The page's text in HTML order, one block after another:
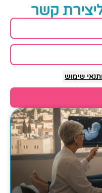
קשר
ותנאי שימוש